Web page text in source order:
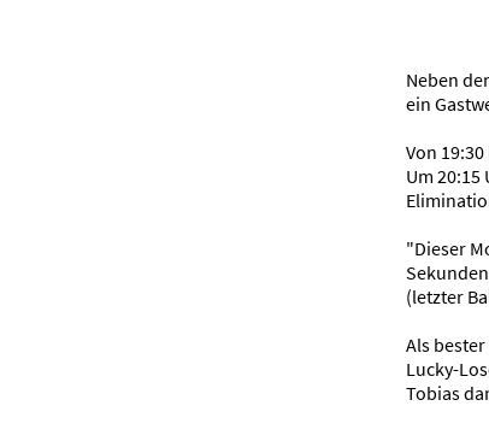
Neben
ein
Von
Um
"Dieser
(letzter
Als
Lucky-
Tobias